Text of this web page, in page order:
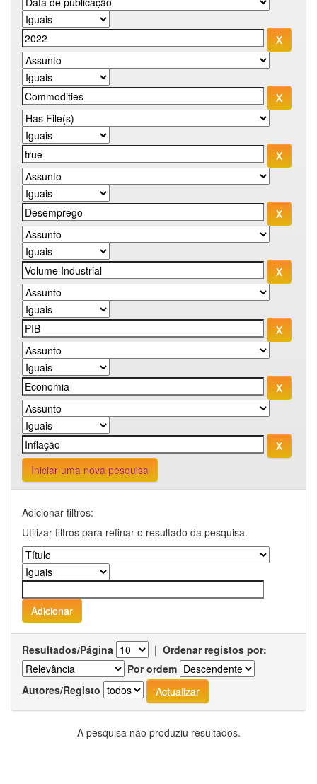
Iniciar uma nova pesquisa
Adicionar filtros:
Utilizar filtros para refinar o resultado da pesquisa.
Resultados/Página | Ordenar registos por:
Por ordem
Autores/Registo
A pesquisa não produziu resultados.